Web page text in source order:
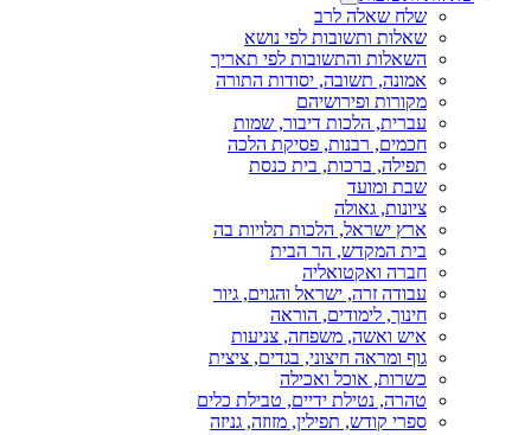
שלח שאלה לרב
שאלות ותשובות לפי נושא
השאלות והתשובות לפי תאריך
אמונה, תשובה, יסודות התורה
מקורות ופירושיהם
עברית, הלכות דיבור, שמות
חכמים, רבנות, פסיקת הלכה
תפילה, ברכות, בית כנסת
שבת ומועד
ציונות, גאולה
ארץ ישראל, הלכות תלויות בה
בית המקדש, הר הבית
חברה ואקטואליה
עבודה זרה, ישראל והגוים, גיור
חינוך, לימודים, הוראה
איש ואשה, משפחה, צניעות
גוף ומראה חיצוני, בגדים, ציצית
כשרות, אוכל ואכילה
טהרה, נטילת ידיים, טבילת כלים
ספרי קודש, תפילין, מזוזה, גניזה